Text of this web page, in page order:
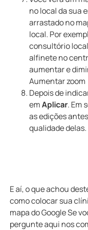
no local da sua
arrastado no
local. Por
consultório
alfinete no
aumentar e
Aumentar
Depois de
emAplicar. Em
as edições
qualidade delas.
E aí, o que achou
como colocar sua
mapa do GoogleSe
pergunte aqui nos